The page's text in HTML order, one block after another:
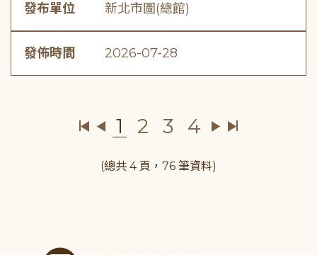
發布單位 新北市圖(總館)
發佈時間 2026-07-28
1 2 3 4
(總共 4 頁，76 筆資料)